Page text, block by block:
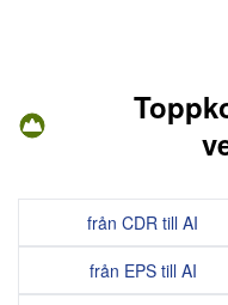
från CDR till AI
från EPS till AI